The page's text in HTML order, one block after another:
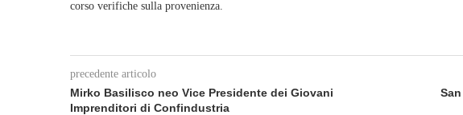
corso verifiche sulla provenienza.
precedente articolo
Mirko Basilisco neo Vice Presidente dei Giovani
Imprenditori di Confindustria